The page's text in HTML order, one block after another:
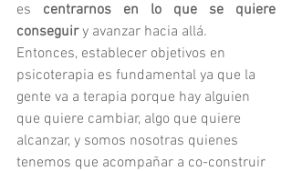
es centrarnos en lo que se quiere
conseguir y avanzar hacia allá.
Entonces, establecer objetivos en
psicoterapia es fundamental ya que la
gente va a terapia porque hay alguien
que quiere cambiar, algo que quiere
alcanzar, y somos nosotras quienes
tenemos que acompañar a co-construir